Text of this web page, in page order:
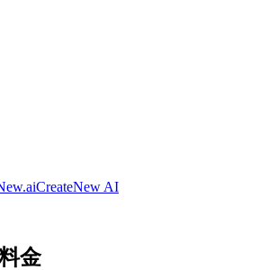
CreateNew AI
金